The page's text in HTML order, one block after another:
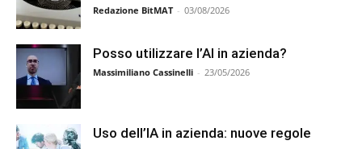
Redazione BitMAT - 03/08/2026
Posso utilizzare l’AI in azienda?
Massimiliano Cassinelli - 23/05/2026
Uso dell’IA in azienda: nuove regole